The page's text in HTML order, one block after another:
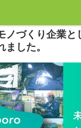
ノづくり企業と
ました。